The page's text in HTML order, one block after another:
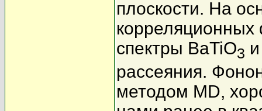
плоскости. На
спектры BaTiO3
рассеяния.
методом MD,